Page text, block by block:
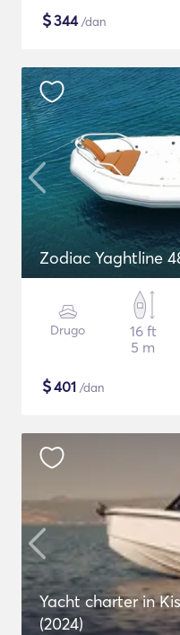
$344/dan
Zodiac Yaghtline
Drugo
16 ft
5 m
$401 /dan
Yacht charter in
(2024)